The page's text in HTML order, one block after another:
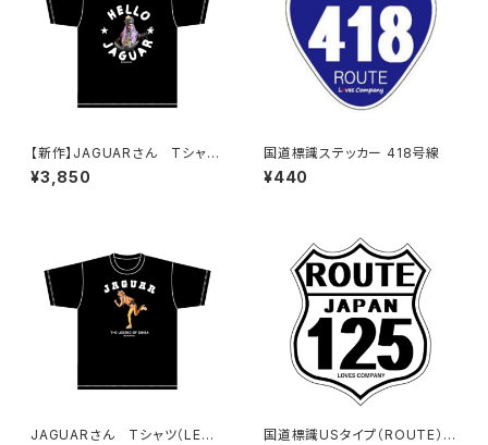
【新作】JAGUARさん Tシャツ
（HELLO JAGUAR）Black
¥3,850
国道標識ステッカー 418号線
¥440
JAGUARさん Tシャツ（LEGE
国道標識USタイプ（ROUTE）ス